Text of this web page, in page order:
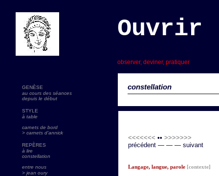
constellation
observer, deviner, pratiquer
GENÈSE
au cours des séances
depuis le début
STYLE
à table
carnets de bord
> carnets d'annick
REPÈRES
à lire
constellation
entre nous
> jean oury
<<<<<<< •• >>>>>>>
précédent — — — suivant
Langage, langue, parole [contexte]
Ouvrir